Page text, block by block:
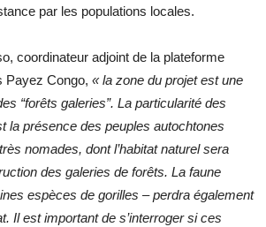
par les populations locales.
coordinateur adjoint de la plateforme
Payez Congo, « la zone du projet est une
“forêts galeries”. La particularité des
la présence des peuples autochtones
nomades, dont l’habitat naturel sera
des galeries de forêts. La faune
espèces de gorilles – perdra également
Il est important de s’interroger si ces